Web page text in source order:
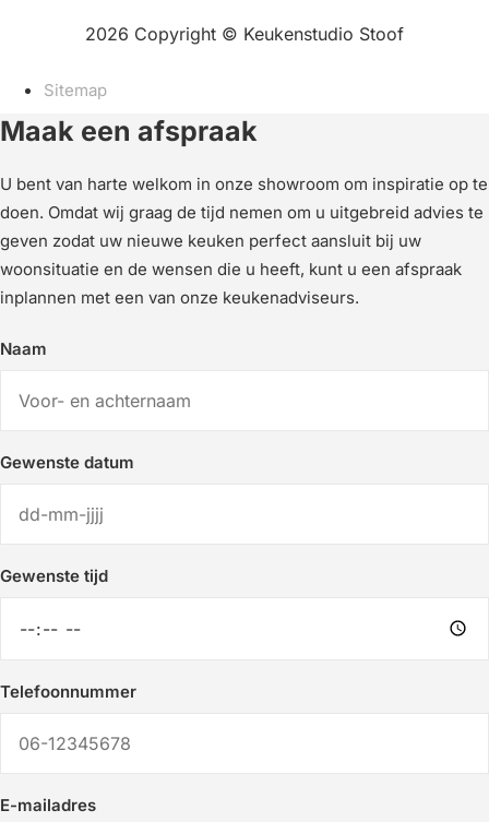
2026 Copyright © Keukenstudio Stoof
Sitemap
Maak een afspraak
U bent van harte welkom in onze showroom om inspiratie op te
doen. Omdat wij graag de tijd nemen om u uitgebreid advies te
geven zodat uw nieuwe keuken perfect aansluit bij uw
woonsituatie en de wensen die u heeft, kunt u een afspraak
inplannen met een van onze keukenadviseurs.
Naam
Gewenste datum
Gewenste tijd
Telefoonnummer
E-mailadres